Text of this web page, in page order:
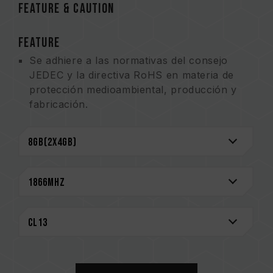
FEATURE & CAUTION
FEATURE
Se adhiere a las normativas del consejo
JEDEC y la directiva RoHS en materia de
protección medioambiental, producción y
fabricación.
Garantía de por vida.